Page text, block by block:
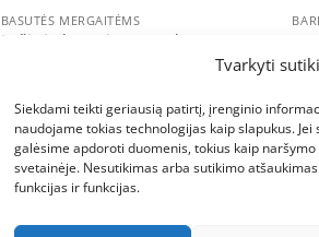
Tvarkyti
Siekdami teikti geriausią patirtį, įrenginio
naudojame tokias technologijas kaip slapukus.
galėsime apdoroti duomenis, tokius kaip
svetainėje. Nesutikimas arba sutikimo
funkcijas ir funkcijas.
BASUTĖS MERGAITĖMS
Rožinės basutės 20-25 d. G064-
61994A. D.D.Step (Vengrija). Batai
36.95